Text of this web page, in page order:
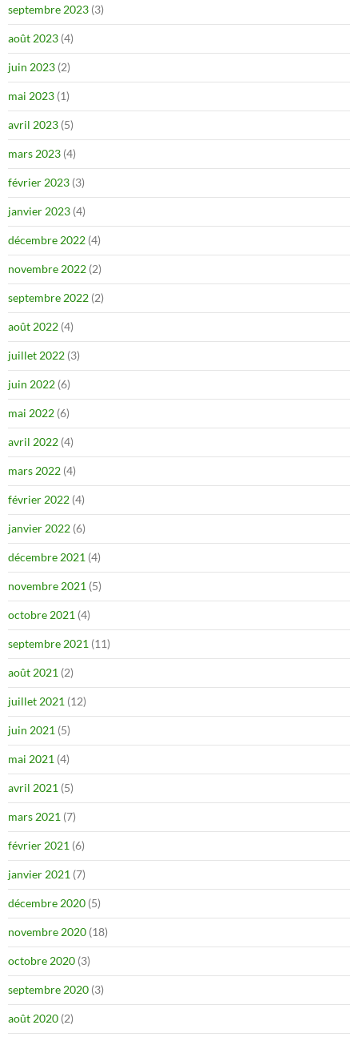
septembre 2023 (3)
août 2023 (4)
juin 2023 (2)
mai 2023 (1)
avril 2023 (5)
mars 2023 (4)
février 2023 (3)
janvier 2023 (4)
décembre 2022 (4)
novembre 2022 (2)
septembre 2022 (2)
août 2022 (4)
juillet 2022 (3)
juin 2022 (6)
mai 2022 (6)
avril 2022 (4)
mars 2022 (4)
février 2022 (4)
janvier 2022 (6)
décembre 2021 (4)
novembre 2021 (5)
octobre 2021 (4)
septembre 2021 (11)
août 2021 (2)
juillet 2021 (12)
juin 2021 (5)
mai 2021 (4)
avril 2021 (5)
mars 2021 (7)
février 2021 (6)
janvier 2021 (7)
décembre 2020 (5)
novembre 2020 (18)
octobre 2020 (3)
septembre 2020 (3)
août 2020 (2)